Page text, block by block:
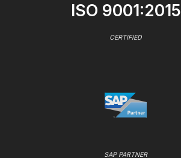
ISO 9001:2015
CERTIFIED
SAP PARTNER